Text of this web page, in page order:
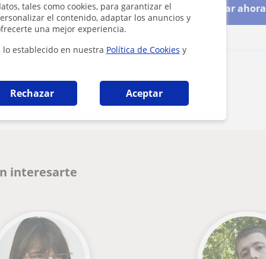
tales como cookies, para garantizar el
el contenido, adaptar los anuncios y
una mejor experiencia.
lo establecido en nuestra Política de Cookies y
Rechazar Aceptar
Contactar ahora
este perfil
interesarte